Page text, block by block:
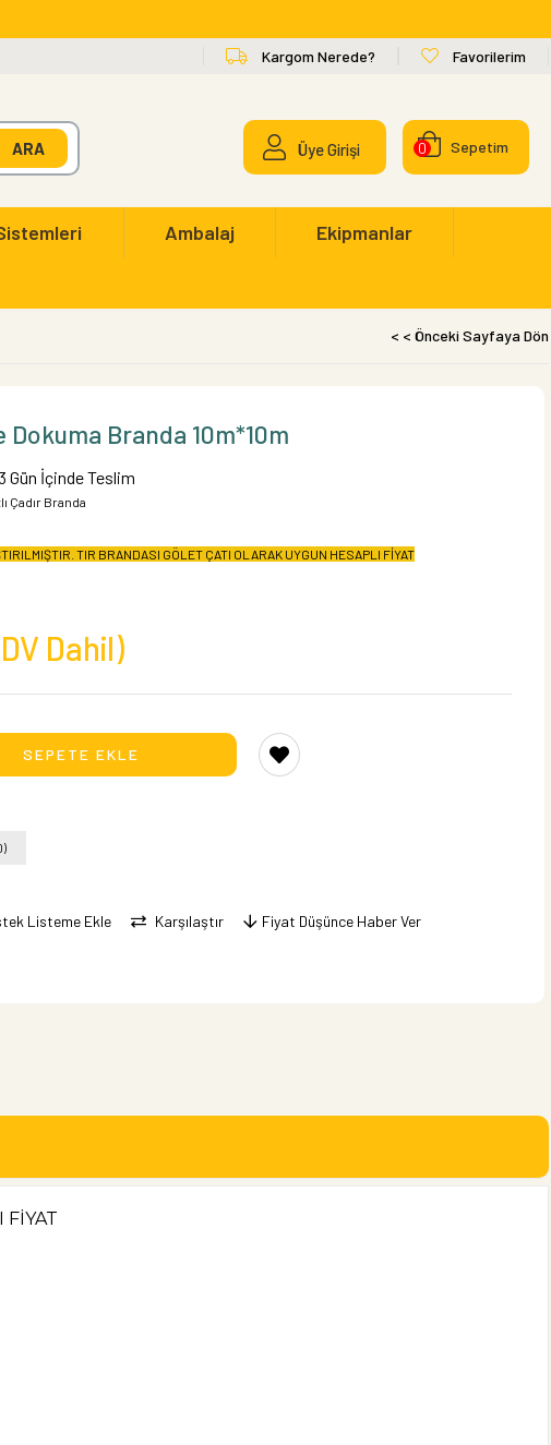
Kargom Nerede? Favorilerim
Sepetim
0
Üye Girişi
Ambalaj Ekipmanlar
< < Önceki Sayfaya Dön
Dokuma Branda 10m*10m
Gün İçinde Teslim
Çadır Branda
TIR BRANDASI GÖLET ÇATI OLARAK UYGUN HESAPLI FİYAT
Dahil)
Listeme Ekle Karşılaştır
Fiyat Düşünce Haber Ver
FİYAT